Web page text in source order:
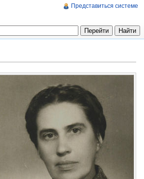
Представиться системе